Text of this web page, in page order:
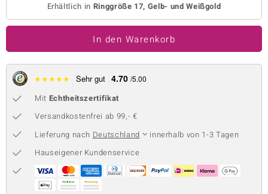
Collection
BY DE MELO
Erhältlich in Ringgröße 17, Gelb- und Weißgold
In den Warenkorb
★★★★★ Sehr gut 4.70 /5.00
Mit Echtheitszertifikat
Versandkostenfrei ab 99,- €
Lieferung nach Deutschland
innerhalb von 1-3 Tagen
Hauseigener Kundenservice